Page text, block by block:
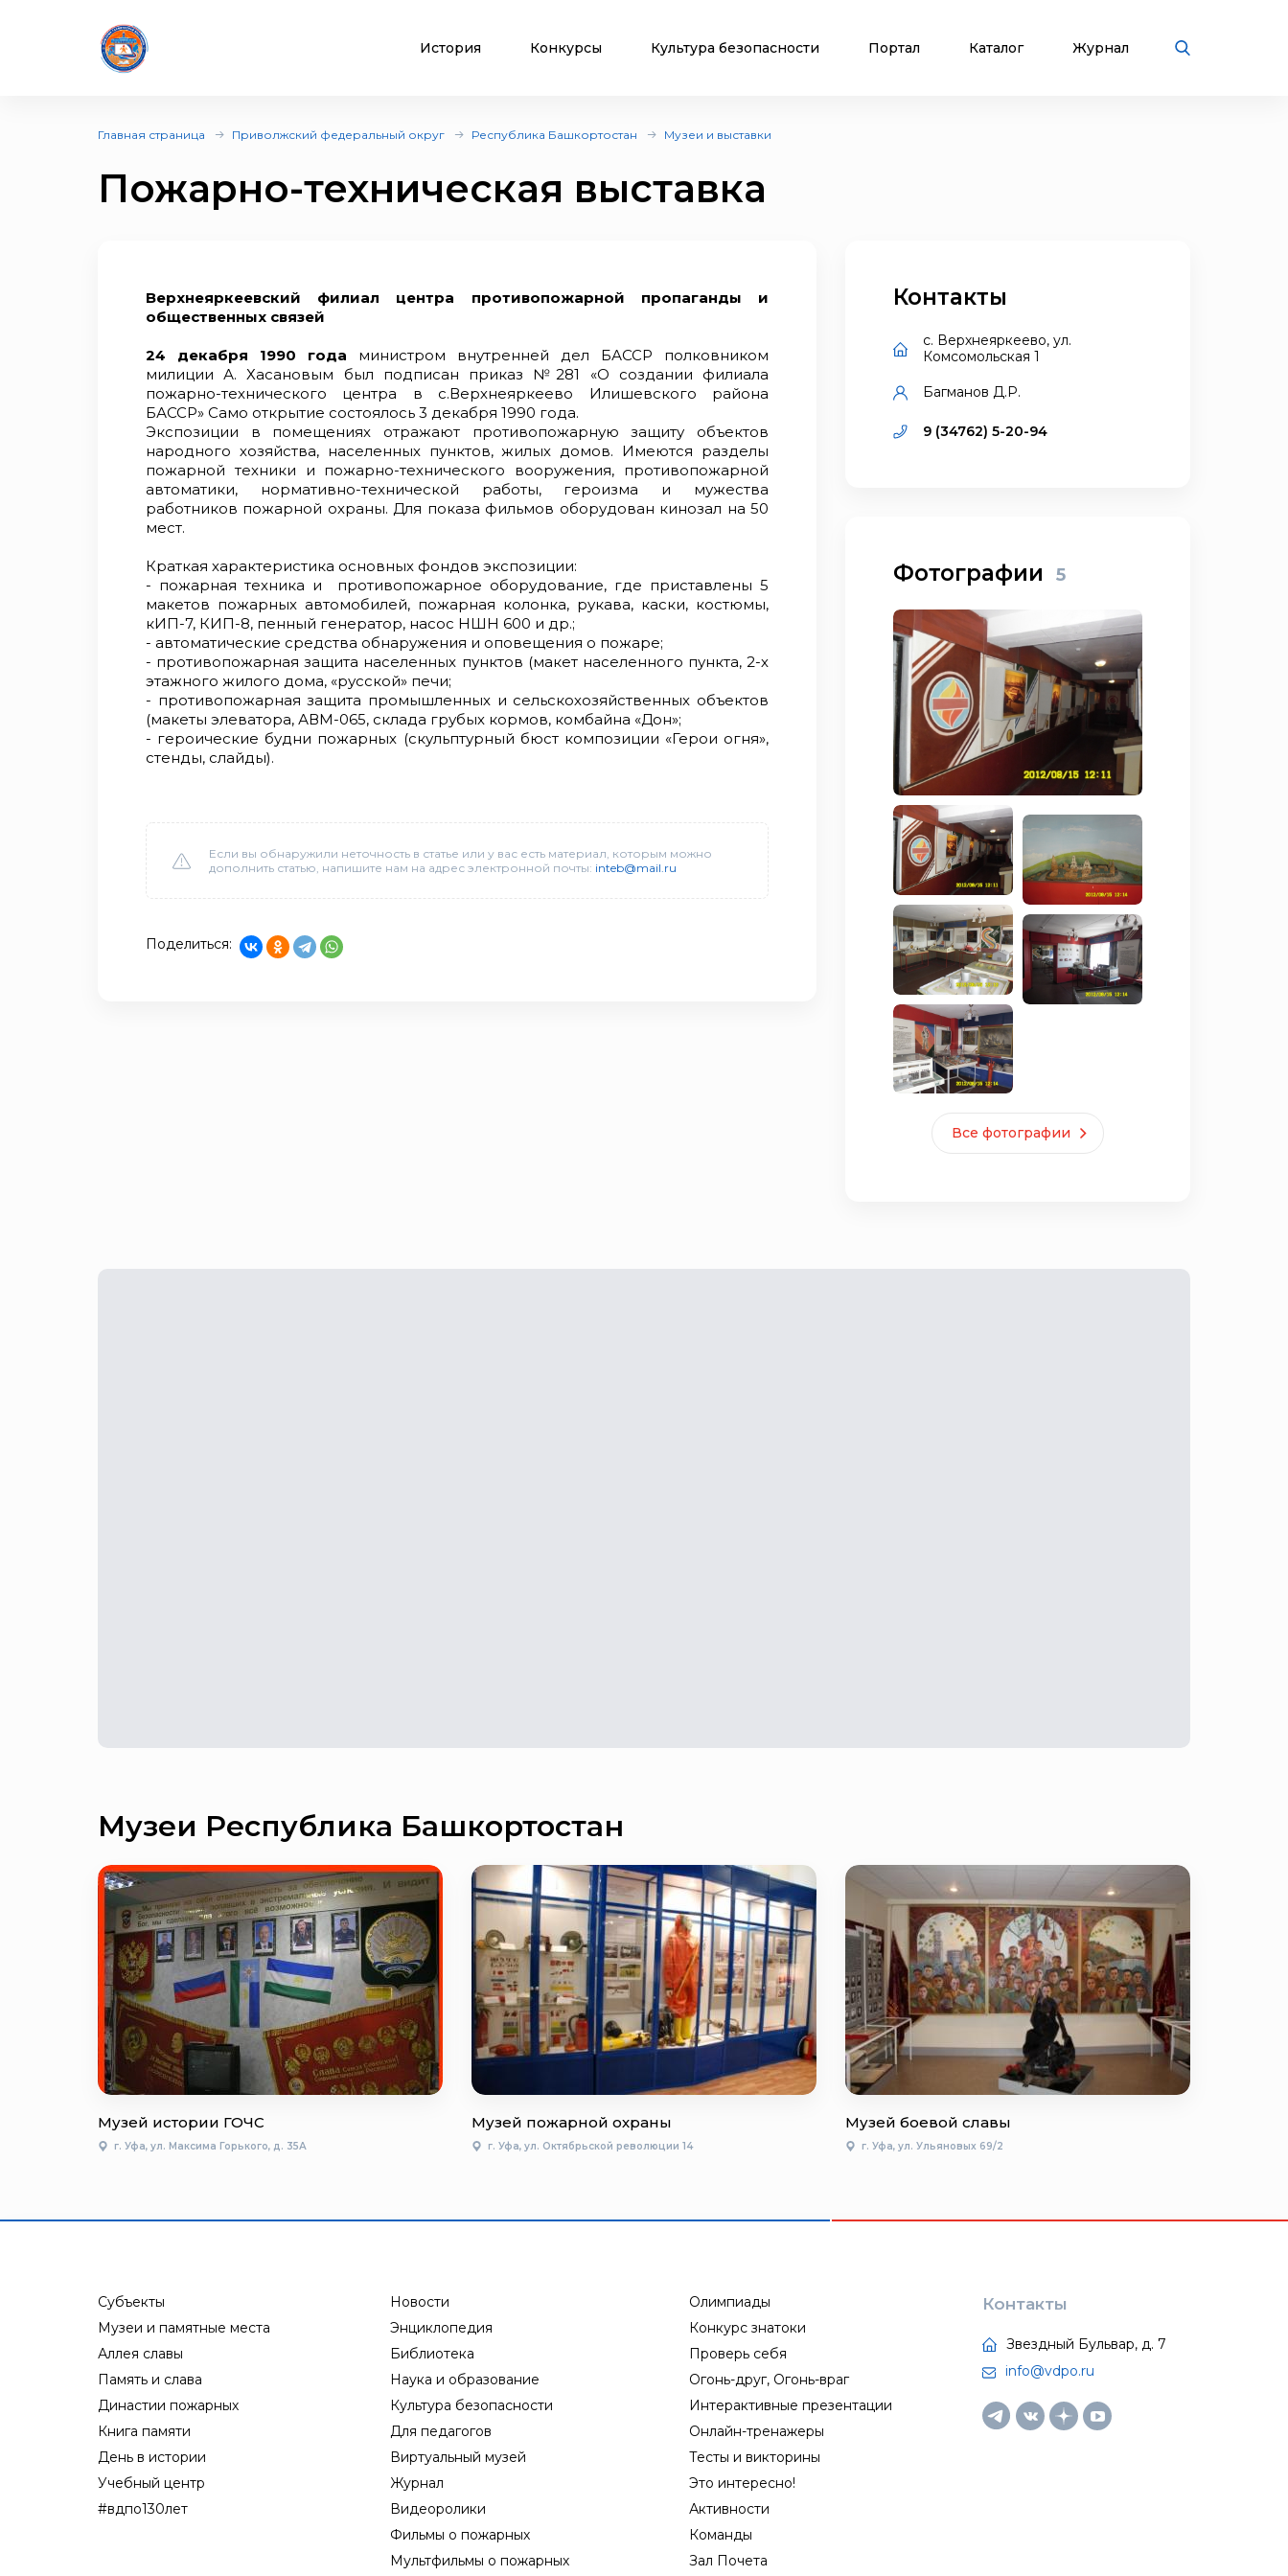
История Конкурсы Культура безопасности Портал Каталог Журнал
Главная страница Приволжский федеральный округ Республика Башкортостан Музеи и выставки
Пожарно-техническая выставка
Верхнеяркеевский филиал центра противопожарной пропаганды и
общественных связей
24 декабря 1990 года министром внутренней дел БАССР полковником
милиции А. Хасановым был подписан приказ №281 «О создании филиала
пожарно-технического центра в с.Верхнеяркеево Илишевского района
БАССР» Само открытие состоялось 3 декабря 1990 года.
Экспозиции в помещениях отражают противопожарную защиту объектов
народного хозяйства, населенных пунктов, жилых домов. Имеются разделы
пожарной техники и пожарно-технического вооружения, противопожарной
автоматики, нормативно-технической работы, героизма и мужества
работников пожарной охраны. Для показа фильмов оборудован кинозал на 50
мест.
Краткая характеристика основных фондов экспозиции:
- пожарная техника и противопожарное оборудование, где приставлены 5
макетов пожарных автомобилей, пожарная колонка, рукава, каски, костюмы,
кИП-7, КИП-8, пенный генератор, насос НШН 600 и др.;
- автоматические средства обнаружения и оповещения о пожаре;
- противопожарная защита населенных пунктов (макет населенного пункта, 2-х
этажного жилого дома, «русской» печи;
- противопожарная защита промышленных и сельскохозяйственных объектов
(макеты элеватора, АВМ-065, склада грубых кормов, комбайна «Дон»;
- героические будни пожарных (скульптурный бюст композиции «Герои огня»,
стенды, слайды).
Если вы обнаружили неточность в статье или у вас есть материал, которым можно
дополнить статью, напишите нам на адрес электронной почты: inteb@mail.ru
Поделиться:
Контакты
с. Верхнеяркеево, ул.
Комсомольская 1
Багманов Д.Р.
9 (34762) 5-20-94
Фотографии 5
Все фотографии
Музеи Республика Башкортостан
Музей истории ГОЧС
г. Уфа, ул. Максима Горького, д. 35А
Музей пожарной охраны
г. Уфа, ул. Октябрьской революции 14
Музей боевой славы
г. Уфа, ул. Ульяновых 69/2
Субъекты
Музеи и памятные места
Аллея славы
Память и слава
Династии пожарных
Книга памяти
День в истории
Учебный центр
#вдпо130лет
Новости
Энциклопедия
Библиотека
Наука и образование
Культура безопасности
Для педагогов
Виртуальный музей
Журнал
Видеоролики
Фильмы о пожарных
Мультфильмы о пожарных
Олимпиады
Конкурс знатоки
Проверь себя
Огонь-друг, Огонь-враг
Интерактивные презентации
Онлайн-тренажеры
Тесты и викторины
Это интересно!
Активности
Команды
Зал Почета
Контакты
Звездный Бульвар, д. 7
info@vdpo.ru